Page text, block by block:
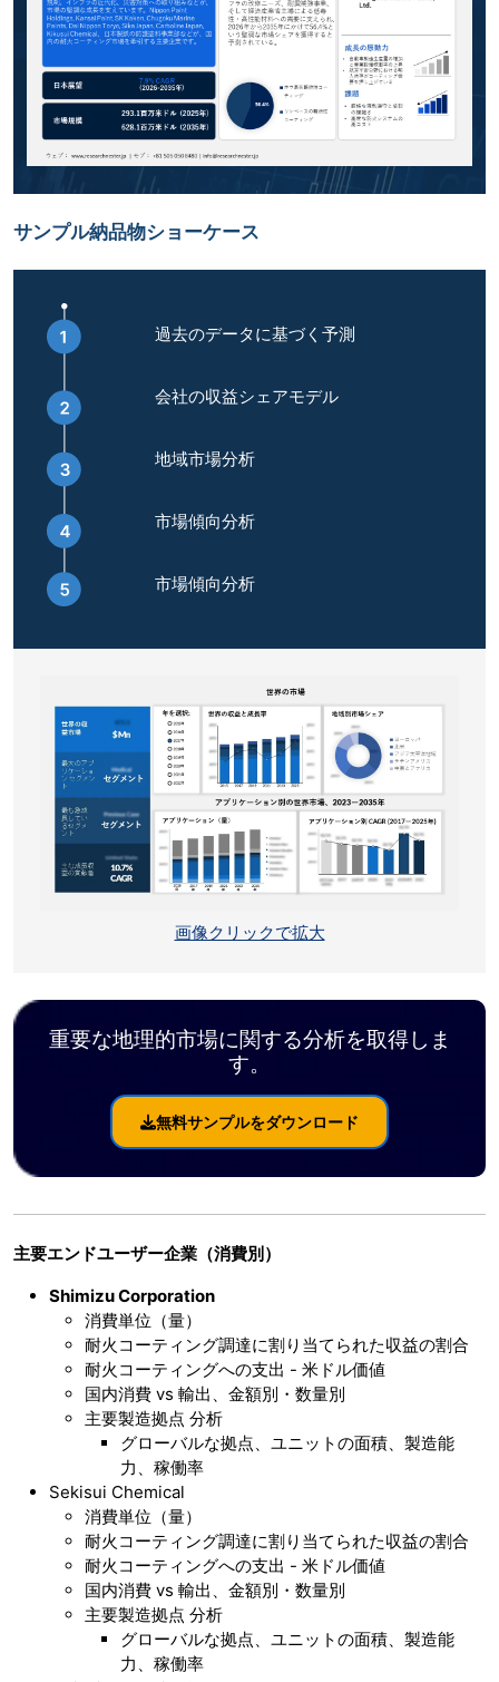
サンプル納品物ショーケース
過去のデータに基づく予測
会社の収益シェアモデル
地域市場分析
市場傾向分析
市場傾向分析
画像クリックで拡大
重要な地理的市場に関する分析を取得しま
す。
無料サンプルをダウンロード
主要エンドユーザー企業（消費別）
Shimizu Corporation
消費単位（量）
耐火コーティング調達に割り当てられた収益の割合
耐火コーティングへの支出 - 米ドル価値
国内消費 vs 輸出、金額別・数量別
主要製造拠点 分析
グローバルな拠点、ユニットの面積、製造能
力、稼働率
Sekisui Chemical
消費単位（量）
耐火コーティング調達に割り当てられた収益の割合
耐火コーティングへの支出 - 米ドル価値
国内消費 vs 輸出、金額別・数量別
主要製造拠点 分析
グローバルな拠点、ユニットの面積、製造能
力、稼働率